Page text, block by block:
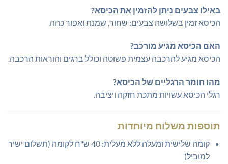
באילו צבעים ניתן להזמין את הכיסא?
הכיסא זמין בשלושה צבעים: שחור, שמנת ואפור כהה.
האם הכיסא מגיע מורכב?
הכיסא מגיע להרכבה עצמית פשוטה וכולל ברגים והוראות הרכבה.
מהו חומר הרגליים של הכיסא?
רגלי הכיסא עשויות מתכת חזקה ויציבה.
תוספות משלוח מיוחדות
קומה שלישית ומעלה ללא מעלית: 40 ש"ח לקומה (תשלום ישיר
למוביל)